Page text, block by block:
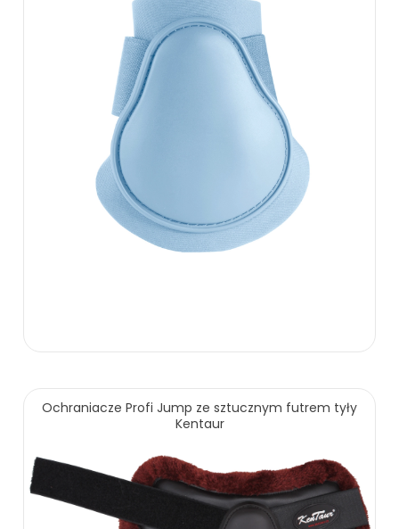
ZOBACZ WIĘCEJ
Ochraniacze Profi Jump ze sztucznym futrem tyły
Kentaur